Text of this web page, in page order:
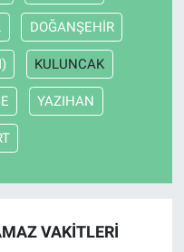
DOĞANŞEHİR
KULUNCAK
YAZIHAN
VAKITLERI